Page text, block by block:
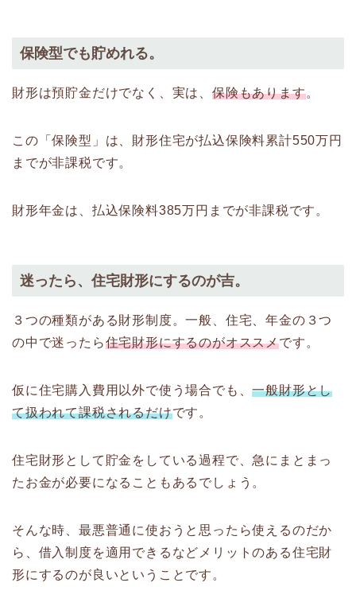
保険型でも貯めれる。
財形は預貯金だけでなく、実は、 保険もあります。
この「保険型」は、財形住宅が払込保険料累計550万円
までが非課税です。
財形年金は、払込保険料385万円までが非課税です。
迷ったら、住宅財形にするのが吉。
３つの種類がある財形制度。一般、住宅、年金の３つ
の中で迷ったら住宅財形にするのがオススメです。
仮に住宅購入費用以外で使う場合でも、一般財形とし
て扱われて課税されるだけです。
住宅財形として貯金をしている過程で、急にまとまっ
たお金が必要になることもあるでしょう。
そんな時、最悪普通に使おうと思ったら使えるのだか
ら、借入制度を適用できるなどメリットのある住宅財
形にするのが良いということです。